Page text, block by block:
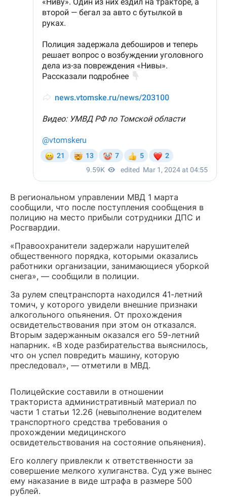
В региональном управлении МВД 1 марта
сообщили, что после поступления сообщения в
полицию на место прибыли сотрудники ДПС и
Росгвардии.
«Правоохранители задержали нарушителей
общественного порядка, которыми оказались
работники организации, занимающиеся уборкой
снега», — сообщили в полиции.
За рулем спецтранспорта находился 41-летний
томич, у которого увидели внешние признаки
алкогольного опьянения. От прохождения
освидетельствования при этом он отказался.
Вторым задержанным оказался его 59-летний
напарник. «В ходе разбирательства выяснилось,
что он успел повредить машину, которую
преследовал», — отметили в МВД.
Полицейские составили в отношении
тракториста административный материал по
части 1 статьи 12.26 (невыполнение водителем
транспортного средства требования о
прохождении медицинского
освидетельствования на состояние опьянения).
Его коллегу привлекли к ответственности за
совершение мелкого хулиганства. Суд уже вынес
ему наказание в виде штрафа в размере 500
рублей.